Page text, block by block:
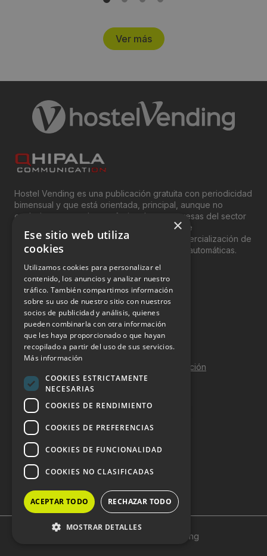
Ver más
Hostel Vending es una publicación gratuita con periodicidad
bimensual y que está orientada, principal, aunque no
exclusivamente, a los profesionales y empresas del sector
del “Vending”; nombre con el que se conoce
genéricamente entre profesionales a la comercialización de
productos y servicios a través de máquinas automáticas.
INFORMACIÓN LEGAL
Aviso Legal
Política de Privacidad
Política de Cookies
Política de calidad y seguridad de la información
Contacto
DOSSIER Y CONTRATACIÓN
Dossier 2026 (ES)
Dossier 2026 (EN)
Copyright © 2024 HostelVending
×
Ese sitio web utiliza
cookies
Utilizamos cookies para personalizar el
contenido, los anuncios y analizar nuestro
tráfico. También compartimos información
sobre su uso de nuestro sitio con nuestros
socios de publicidad y análisis, quienes
pueden combinarla con otra información
que les haya proporcionado o que hayan
recopilado a partir del uso de sus servicios.
Más información
COOKIES ESTRICTAMENTE
NECESARIAS
COOKIES DE RENDIMIENTO
COOKIES DE PREFERENCIAS
COOKIES DE FUNCIONALIDAD
COOKIES NO CLASIFICADAS
ACEPTAR TODO RECHAZAR TODO
MOSTRAR DETALLES